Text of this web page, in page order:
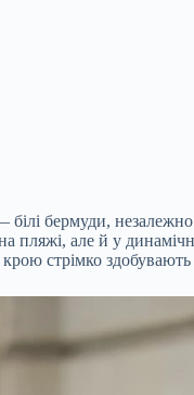
бермуди,
але й у
стрімко здобувають